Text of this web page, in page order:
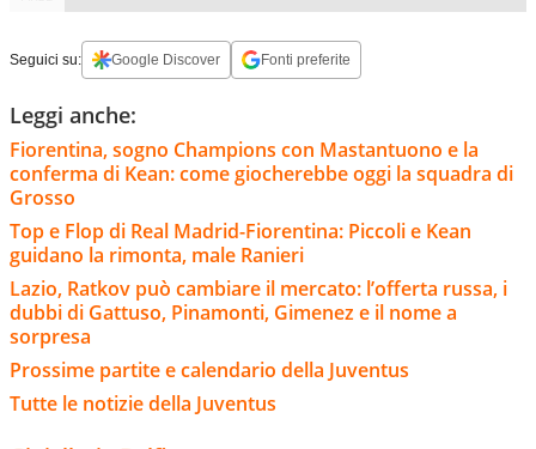
Seguici su: Google Discover Fonti preferite
Leggi anche:
Fiorentina, sogno Champions con Mastantuono e la
conferma di Kean: come giocherebbe oggi la squadra di
Grosso
Top e Flop di Real Madrid-Fiorentina: Piccoli e Kean
guidano la rimonta, male Ranieri
Lazio, Ratkov può cambiare il mercato: l’offerta russa, i
dubbi di Gattuso, Pinamonti, Gimenez e il nome a
sorpresa
Prossime partite e calendario della Juventus
Tutte le notizie della Juventus